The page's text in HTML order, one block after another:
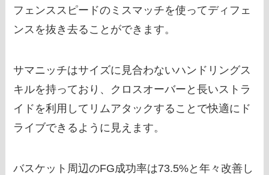
フェンススピードのミスマッチを使ってディフェ
ンスを抜き去ることができます。
サマニッチはサイズに見合わないハンドリングス
キルを持っており、クロスオーバーと長いストラ
イドを利用してリムアタックすることで快適にド
ライブできるように見えます。
バスケット周辺のFG成功率は73.5%と年々改善し